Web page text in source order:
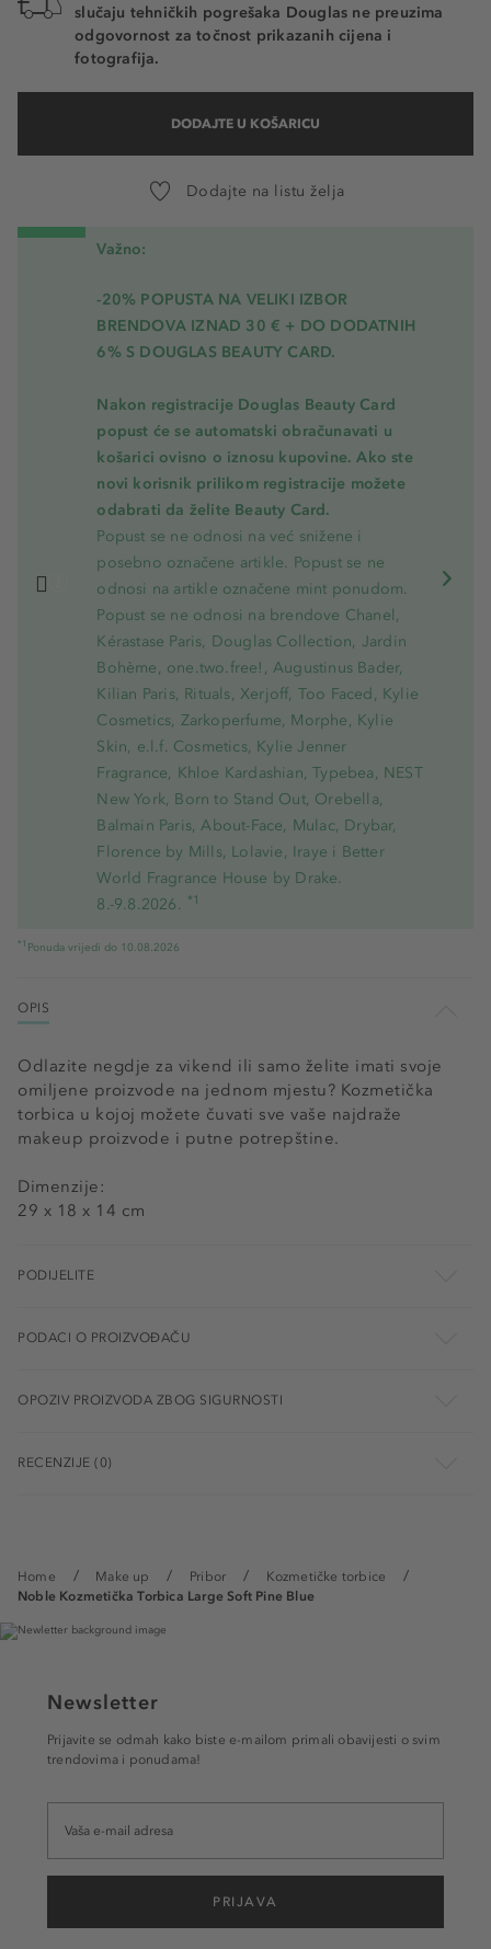
Home Make up Pribor
Kozmetičke torbice
Noble Kozmetička Torbica Large Soft Pine Blue
slučaju tehničkih pogrešaka Douglas ne preuzima
odgovornost za točnost prikazanih cijena i
fotografija.
DODAJTE U KOŠARICU
Dodajte na listu želja
Važno:
-20% POPUSTA NA VELIKI IZBOR
BRENDOVA IZNAD 30 € + DO DODATNIH
6% S DOUGLAS BEAUTY CARD.
Nakon registracije Douglas Beauty Card
popust će se automatski obračunavati u
košarici ovisno o iznosu kupovine. Ako ste
novi korisnik prilikom registracije možete
odabrati da želite Beauty Card.
Popust se ne odnosi na već snižene i
posebno označene artikle. Popust se ne
odnosi na artikle označene mint ponudom.
Popust se ne odnosi na brendove Chanel,
Kérastase Paris, Douglas Collection, Jardin
Bohème, one.two.free!, Augustinus Bader,
Kilian Paris, Rituals, Xerjoff, Too Faced, Kylie
Cosmetics, Zarkoperfume, Morphe, Kylie
Skin, e.l.f. Cosmetics, Kylie Jenner
Fragrance, Khloe Kardashian, Typebea, NEST
New York, Born to Stand Out, Orebella,
Balmain Paris, About-Face, Mulac, Drybar,
Florence by Mills, Lolavie, Iraye i Better
World Fragrance House by Drake.
8.-9.8.2026. *1
*1 Ponuda vrijedi do 10.08.2026
OPIS
Odlazite negdje za vikend ili samo želite imati svoje
omiljene proizvode na jednom mjestu? Kozmetička
torbica u kojoj možete čuvati sve vaše najdraže
makeup proizvode i putne potrepštine.
Dimenzije:
29 x 18 x 14 cm
PODIJELITE
PODACI O PROIZVOĐAČU
OPOZIV PROIZVODA ZBOG SIGURNOSTI
RECENZIJE (0)
Newsletter
Prijavite se odmah kako biste e-mailom primali obavijesti o svim
trendovima i ponudama!
PRIJAVA